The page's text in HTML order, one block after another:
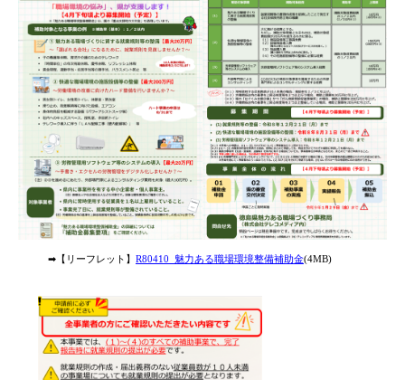
➡ 【リーフレット】 R80410_魅力ある職場環境整備補助金(4MB)